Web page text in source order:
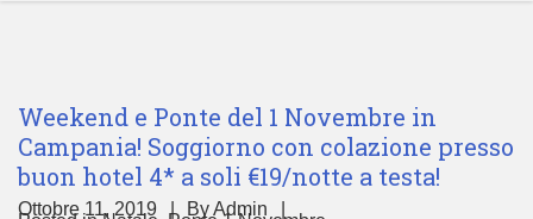
Weekend e Ponte del 1 Novembre in
Campania! Soggiorno con colazione presso
buon hotel 4* a soli €19/notte a testa!
Ottobre 11, 2019 ByAdmin